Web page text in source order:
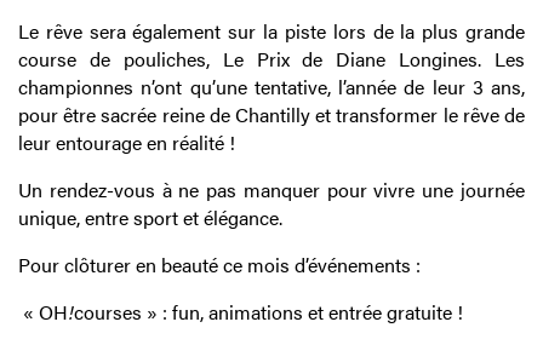
Le rêve sera également sur la piste lors de la plus grande
course de pouliches, Le Prix de Diane Longines. Les
championnes n’ont qu’une tentative, l’année de leur 3 ans,
pour être sacrée reine de Chantilly et transformer le rêve de
leur entourage en réalité !
Un rendez-vous à ne pas manquer pour vivre une journée
unique, entre sport et élégance.
Pour clôturer en beauté ce mois d’événements :
« OH!courses » : fun, animations et entrée gratuite !